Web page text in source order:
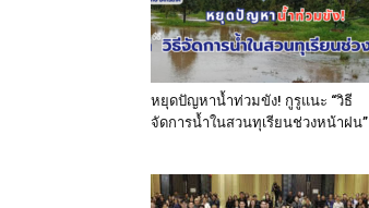
หยุดปัญหาน้ำท่วมขัง! กูรูแนะ “วิธี
จัดการน้ำในสวนทุเรียนช่วงหน้าฝน”